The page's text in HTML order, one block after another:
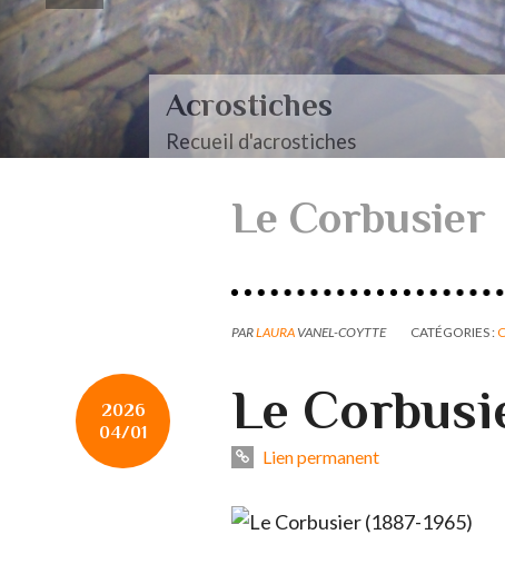
Acrostiches
Recueil d'acrostiches
Le Corbusier
PARLAURA VANEL-COYTTE CATÉGORIES :
2026
04/01
Le
Lien permanent